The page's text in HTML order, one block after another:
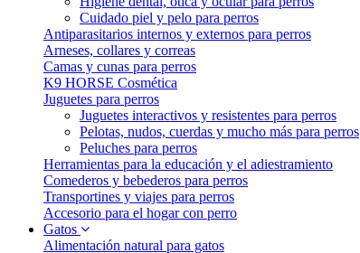
Cuidado piel y pelo para perros
Antiparasitarios internos y externos para perros
Arneses, collares y correas
Camas y cunas para perros
K9 HORSE Cosmética
Juguetes para perros
Juguetes interactivos y resistentes para perros
Pelotas, nudos, cuerdas y mucho más para perros
Peluches para perros
Herramientas para la educación y el adiestramiento
Comederos y bebederos para perros
Transportines y viajes para perros
Accesorio para el hogar con perro
Gatos
Alimentación natural para gatos